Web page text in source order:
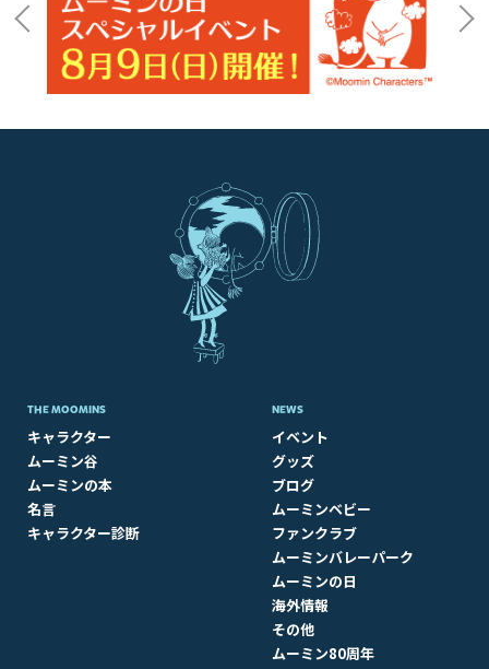
THE MOOMINS
キャラクター
ムーミン谷
ムーミンの本
名言
キャラクター診断
NEWS
イベント
グッズ
ブログ
ムーミンベビー
ファンクラブ
ムーミンバレーパーク
ムーミンの日
海外情報
その他
ムーミン80周年